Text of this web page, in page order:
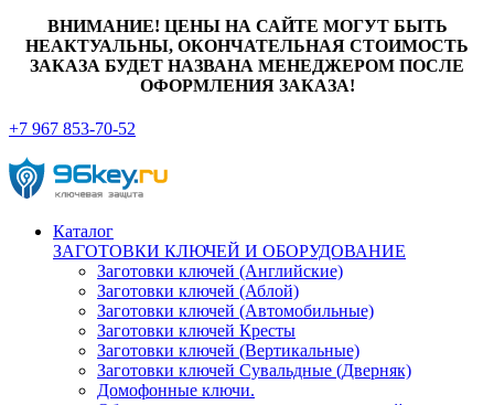
ВНИМАНИЕ! ЦЕНЫ НА САЙТЕ МОГУТ БЫТЬ
НЕАКТУАЛЬНЫ, ОКОНЧАТЕЛЬНАЯ СТОИМОСТЬ
ЗАКАЗА БУДЕТ НАЗВАНА МЕНЕДЖЕРОМ ПОСЛЕ
ОФОРМЛЕНИЯ ЗАКАЗА!
+7 967 853-70-52
Каталог
ЗАГОТОВКИ КЛЮЧЕЙ И ОБОРУДОВАНИЕ
Заготовки ключей (Английские)
Заготовки ключей (Аблой)
Заготовки ключей (Автомобильные)
Заготовки ключей Кресты
Заготовки ключей (Вертикальные)
Заготовки ключей Сувальдные (Дверняк)
Домофонные ключи.